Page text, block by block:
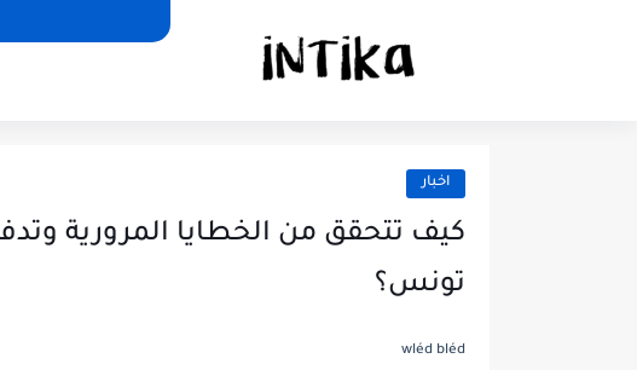
اخبار
كيف تتحقق من الخطايا المرورية
تونس؟
wléd bléd